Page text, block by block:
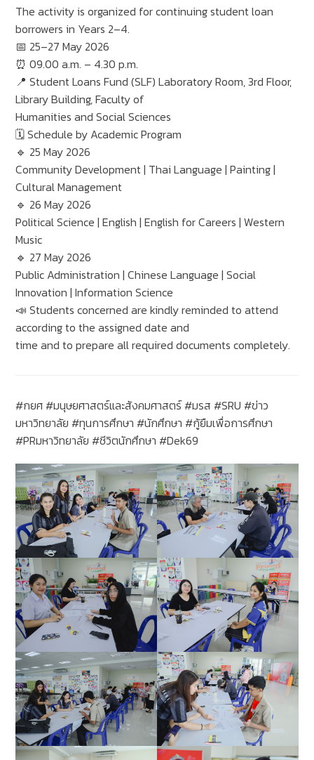
The activity is organized for continuing student loan
borrowers in Years 2–4.
📅 25–27 May 2026
⏰ 09.00 a.m. – 4.30 p.m.
📍 Student Loans Fund (SLF) Laboratory Room, 3rd Floor,
Library Building, Faculty of
Humanities and Social Sciences
🗓 Schedule by Academic Program
🔹 25 May 2026
Community Development | Thai Language | Painting |
Cultural Management
🔹 26 May 2026
Political Science | English | English for Careers | Western
Music
🔹 27 May 2026
Public Administration | Chinese Language | Social
Innovation | Information Science
📣 Students concerned are kindly reminded to attend
according to the assigned date and
time and to prepare all required documents completely.
#กยศ #มนุษยศาสตร์และสังคมศาสตร์ #มรส #SRU #ข่าว
มหาวิทยาลัย #ทุนการศึกษา #นักศึกษา #กู้ยืมเพื่อการศึกษา
#PRมหาวิทยาลัย #ชีวิตนักศึกษา #Dek69